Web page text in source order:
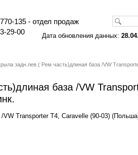
135 - отдел продаж
29-00
Дата обновления данных:
задн.лев.( Рем часть)длиная база /VW
база /VW
Transporter T4, Caravelle (90-03)